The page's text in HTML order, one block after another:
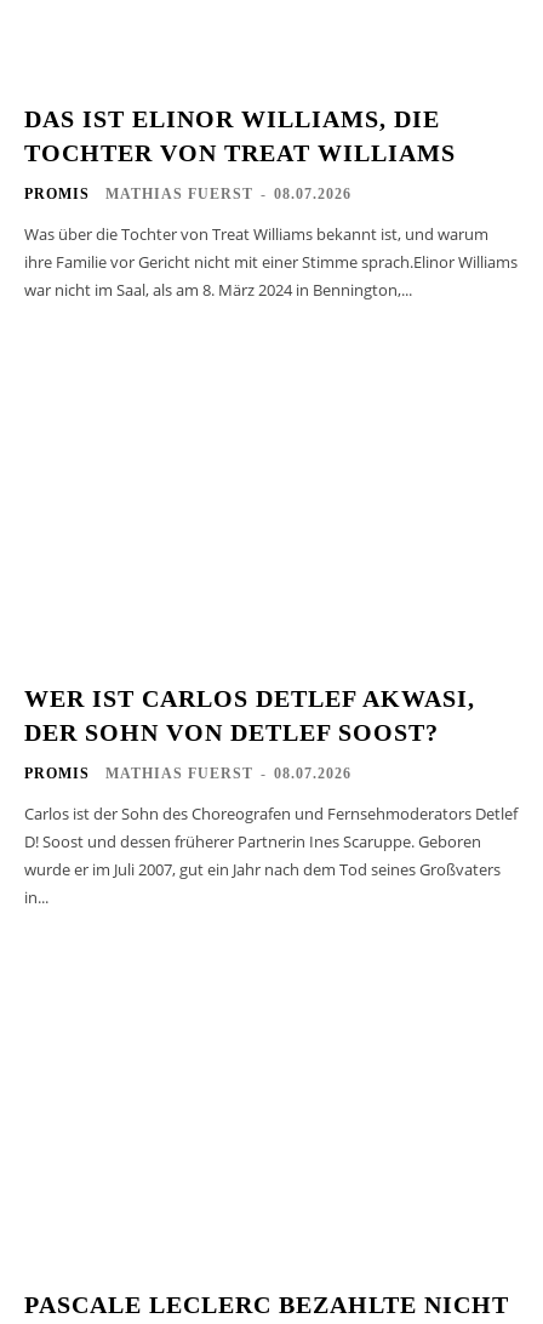
DAS IST ELINOR WILLIAMS, DIE
TOCHTER VON TREAT WILLIAMS
PROMIS MATHIAS FUERST - 08.07.2026
Was über die Tochter von Treat Williams bekannt ist, und warum
ihre Familie vor Gericht nicht mit einer Stimme sprach.Elinor Williams
war nicht im Saal, als am 8. März 2024 in Bennington,...
WER IST CARLOS DETLEF AKWASI,
DER SOHN VON DETLEF SOOST?
PROMIS MATHIAS FUERST - 08.07.2026
Carlos ist der Sohn des Choreografen und Fernsehmoderators Detlef
D! Soost und dessen früherer Partnerin Ines Scaruppe. Geboren
wurde er im Juli 2007, gut ein Jahr nach dem Tod seines Großvaters
in...
PASCALE LECLERC BEZAHLTE NICHT